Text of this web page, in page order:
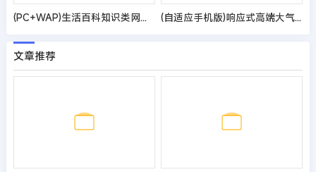
(PC+WAP)生活百科知识类网站模板 文章资讯类网站源码 (自适应手机版)响应式高端大气的装修设计公司pbootcms模板_办公室装修装饰公司网站源码
文章推荐